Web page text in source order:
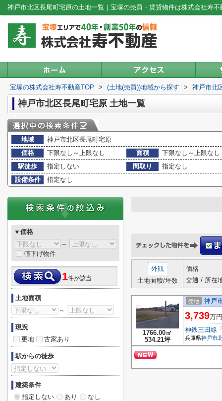
神戸市北区長尾町宅原の土地一覧｜宝塚の売買・賃貸物件は株式会社寿不
宝塚の株式会社寿不動産TOP > (土地(売買))地域から探す > 神戸市北
神戸市北区長尾町宅原 土地一覧
地域
神戸市北区長尾町宅原
価格
下限なし～上限なし 面積
下限なし～上限なし
駅徒歩
指定しない 間取り
指定なし
設備条件
指定なし
外観
土地面積/坪数
価格
交通 / 所在
1766.00㎡
534.21坪
売地 神戸
3,739万円
神鉄三田線
兵庫県神戸市
▼価格
～
値下げ物件
1件が該当
土地面積
～
現況
更地
古家あり
駅からの徒歩
建築条件
指定しない
あり なし